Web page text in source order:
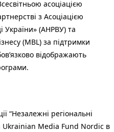
асоціацією
з Асоціацією
України» (АНРВУ) та
(MBL) за підтримки
відображають
“Незалежні регіональні
Ukrainian Media Fund Nordic в